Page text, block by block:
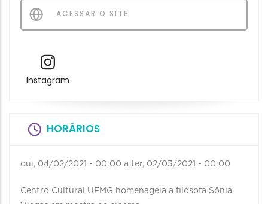
ACESSAR O SITE
Instagram
HORÁRIOS
qui, 04/02/2021 - 00:00 a ter, 02/03/2021 - 00:00
Centro Cultural UFMG homenageia a filósofa Sônia